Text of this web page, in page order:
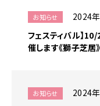
お知らせ 2024
フェスティバル】
催します《獅子芝居》
お知らせ 2024